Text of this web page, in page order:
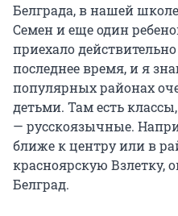
Белграда, в нашей школе
Семен и еще один
приехало
последнее время, и я
популярных районах
детьми. Там есть
— русскоязычные.
ближе к центру или в
красноярскую Взлетку,
Белград.